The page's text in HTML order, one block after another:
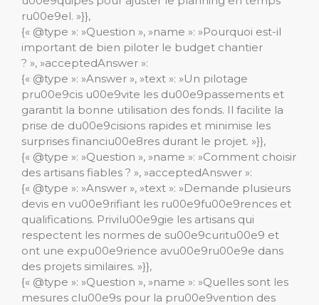
ru00e9el. »}},
{« @type »: »Question », »name »: »Pourquoi est-il
important de bien piloter le budget chantier
? », »acceptedAnswer »:
{« @type »: »Answer », »text »: »Un pilotage
pru00e9cis u00e9vite les du00e9passements et
garantit la bonne utilisation des fonds. Il facilite la
prise de du00e9cisions rapides et minimise les
surprises financiu00e8res durant le projet. »}},
{« @type »: »Question », »name »: »Comment choisir
des artisans fiables ? », »acceptedAnswer »:
{« @type »: »Answer », »text »: »Demande plusieurs
devis en vu00e9rifiant les ru00e9fu00e9rences et
qualifications. Privilu00e9gie les artisans qui
respectent les normes de su00e9curitu00e9 et
ont une expu00e9rience avu00e9ru00e9e dans
des projets similaires. »}},
{« @type »: »Question », »name »: »Quelles sont les
mesures clu00e9s pour la pru00e9vention des